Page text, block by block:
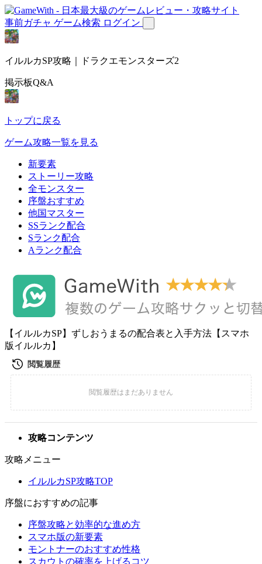
事前ガチャ ゲーム検索 ログイン
イルルカSP攻略｜ドラクエモンスターズ2
掲示板Q&A
トップに戻る
ゲーム攻略一覧を見る
新要素
ストーリー攻略
全モンスター
序盤おすすめ
他国マスター
SSランク配合
Sランク配合
Aランク配合
【イルルカSP】ずしおうまるの配合表と入手方法【スマホ
版イルルカ】
攻略コンテンツ
攻略メニュー
イルルカSP攻略TOP
序盤におすすめの記事
序盤攻略と効率的な進め方
スマホ版の新要素
モントナーのおすすめ性格
スカウトの確率を上げるコツ